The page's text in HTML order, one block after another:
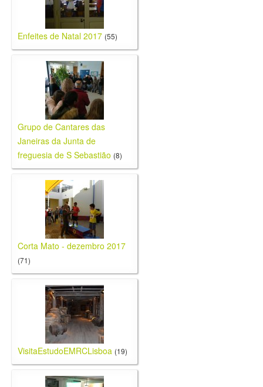
Enfeites de Natal 2017 (55)
Grupo de Cantares das
Janeiras da Junta de
freguesia de S Sebastião (8)
Corta Mato - dezembro 2017
(71)
VisitaEstudoEMRCLisboa (19)